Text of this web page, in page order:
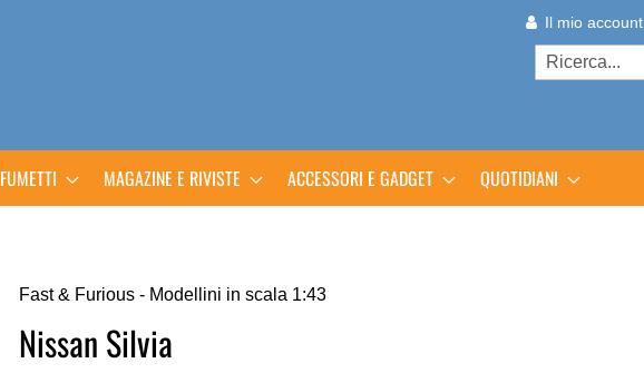
Il mio account
Cerca
FUMETTI MAGAZINE E RIVISTE ACCESSORI E GADGET QUOTIDIANI
Fast & Furious - Modellini in scala 1:43
Nissan Silvia